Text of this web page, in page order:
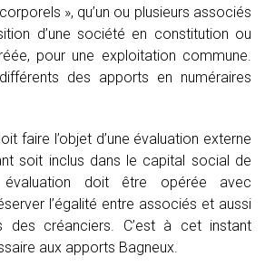
», qu’un ou plusieurs associés
d’une société en constitution ou
pour une exploitation commune.
des apports en numéraires
faire l’objet d’une évaluation externe
soit inclus dans le capital social de
évaluation doit être opérée avec
l’égalité entre associés et aussi
des créanciers. C’est à cet instant
aux apports Bagneux.